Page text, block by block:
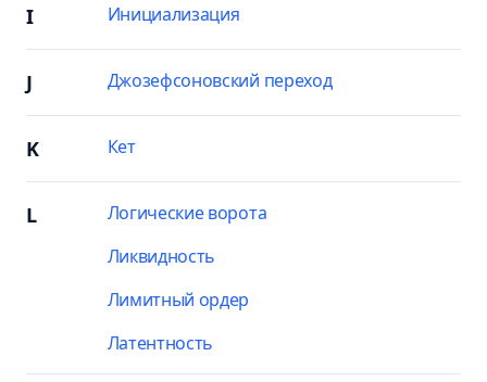
I Инициализация
J Джозефсоновский переход
K Кет
L
Логические ворота
Ликвидность
Лимитный ордер
Латентность